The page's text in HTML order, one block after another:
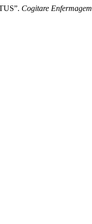
Cogitare Enfermagem